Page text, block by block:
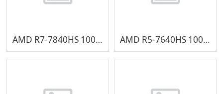
AMD R7-7840HS 100-000000955 AMD R5-7640HS 100-000000965